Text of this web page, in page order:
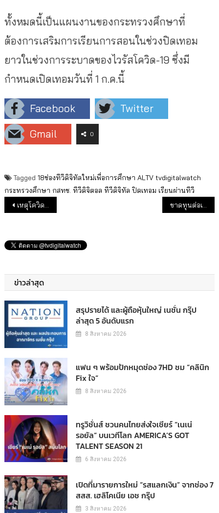
ทั้งหมดนี้เป็นแผนงานของกระทรวงศึกษาที่
ต้องการเสริมการเรียนการสอนในช่วงปิดเทอม
ยาวในช่วงการระบาดของไวรัสโควิด-19 ซึ่งมี
กำหนดเปิดเทอมวันที่ 1 ก.ค.นี้
Facebook
Twitter
Gmail
0
Tagged 18ช่องทีวีดิจิทัลใหม่เพื่อการศึกษา ALTV tvdigitalwatch
กระทรวงศึกษา กสทช. ทีวีดิจิตอล ทีวีดิจิทัล ปิดเทอม เรียนผ่านทีวี
แนะแนวเรื่อง
เหตุโควิด Q1/ 63 เวิร์คพอยท์รายได้โฆษณาลด 10% กำไรหด 38% ขาดทุนต่อเนื่อง ไตรมาส1/63 กลุ่มช่อง 3 ขาดทุนเพิ่มขึ้น 114.9%
ข่าวล่าสุด
สรุปรายได้ และผู้ถือหุ้นใหญ่ เนชั่น กรุ๊ป
ล่าสุด 5 อันดับแรก
8 สิงหาคม 2026
แฟน ๆ พร้อมปักหมุดช่อง 7HD ชม “คลินิก
Fix ใจ”
8 สิงหาคม 2026
ทรูวิชั่นส์ ชวนคนไทยส่งใจเชียร์ “เนเน่
รอยัล” บนเวทีโลก AMERICA’S GOT
TALENT SEASON 21
6 สิงหาคม 2026
เปิดที่มารายการใหม่ “รสแลกเงิน” จากช่อง 7
สสส. เฮลิโคเนีย เอช กรุ๊ป
3 สิงหาคม 2026